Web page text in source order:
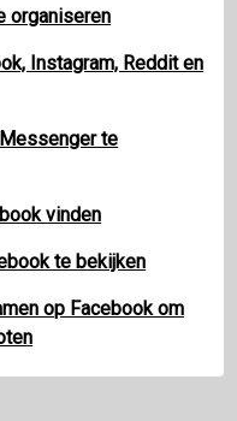
organiseren
Instagram, Reddit en
te
vinden
te bekijken
op Facebook om